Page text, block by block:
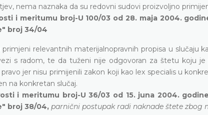
nema naznaka da su redovni sudovi proizvoljno
i meritumu broj-U 100/03 od 28. maja 2004.
broj 34/04
relevantnih materijalnopravnih propisa u slučaju
s radom, te da tuženi nije odgovoran za štetu koju
jer nisu primijenili zakon koji kao lex specialis u
na konkretan slučaj.
i meritumu broj-U 36/03 od 15. juna 2004.
broj 38/04, parnični postupak radi naknade štete zbog